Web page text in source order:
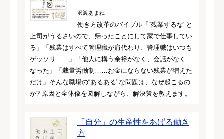
沢渡あまね
働き方改革のバイブル「“残業するな"と
上司がうるさいので、帰ったことにして家で仕事してい
る」「残業はすべて管理職が肩代わり、管理職はいつも
ゲッソリ……」「他人に構う余裕がなく、会話がなく
なった」「裁量労働制……お金にならない残業が増えた
だけ」そんな職場の“あるある"な問題は、なぜ起こるの
か? 原因と全体像を図解しながら、解決策を教えます。
「自分」の生産性をあげる働き
方